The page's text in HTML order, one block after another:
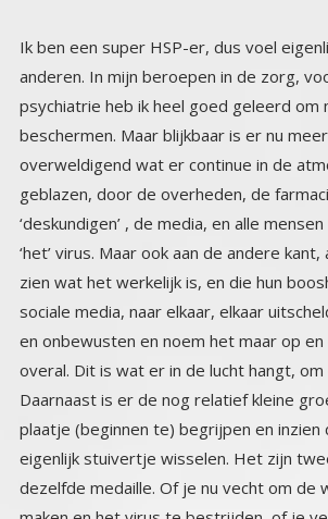
Ik ben een super HSP-er, dus voel
anderen. In mijn beroepen in de zorg,
psychiatrie heb ik heel goed geleerd
beschermen. Maar blijkbaar is er nu meer
overweldigend wat er continue in de
geblazen, door de overheden, de farmacie,
‘deskundigen’ , de media, en alle mensen die
‘het’ virus. Maar ook aan de andere kant,
zien wat het werkelijk is, en die hun
sociale media, naar elkaar, elkaar uitschelden
en onbewusten en noem het maar op en
overal. Dit is wat er in de lucht hangt, om
Daarnaast is er de nog relatief kleine
plaatje (beginnen te) begrijpen en inzien
eigenlijk stuivertje wisselen. Het zijn
dezelfde medaille. Of je nu vecht om
maken en het virus te bestrijden, of
anderen wakker te maken en hen te
misschien wel iets anders gaande is. Het
van de energie NIETS uit. Beiden zijn
spel. Beiden voeren strijd, beiden